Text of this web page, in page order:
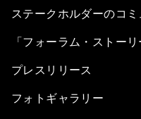
ステークホルダーのコミ
「フォーラム・ストーリ
プレスリリース
フォトギャラリー